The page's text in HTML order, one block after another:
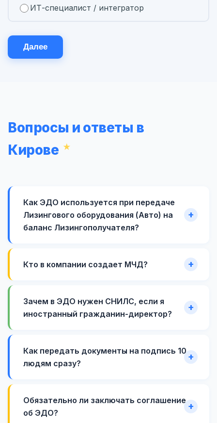
ИТ-специалист / интегратор
Далее
Вопросы и ответы в
Кирове
Как ЭДО используется при передаче
Лизингового оборудования (Авто) на
баланс Лизингополучателя?
Кто в компании создает МЧД?
Зачем в ЭДО нужен СНИЛС, если я
иностранный гражданин-директор?
Как передать документы на подпись 10
людям сразу?
Обязательно ли заключать соглашение
об ЭДО?